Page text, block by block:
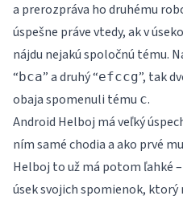
a prerozpráva ho druhému
úspešne práve vtedy, ak v
nájdu nejakú spoločnú tému.
“bca” a druhý “efccg”, tak
obaja spomenuli tému c.
Android Helboj má veľký
ním samé chodia a ako prvé
Helboj to už má potom ľahké
úsek svojich spomienok,